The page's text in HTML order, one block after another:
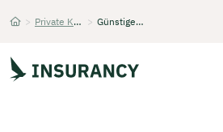
> Private Krankenversicherung > Günstiger für Arbeitgeber